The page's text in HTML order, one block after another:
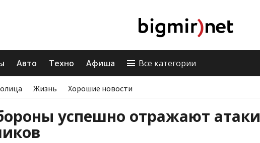
Авто Техно Афиша Все категории
Жизнь Хорошие новости
успешно отражают атаки